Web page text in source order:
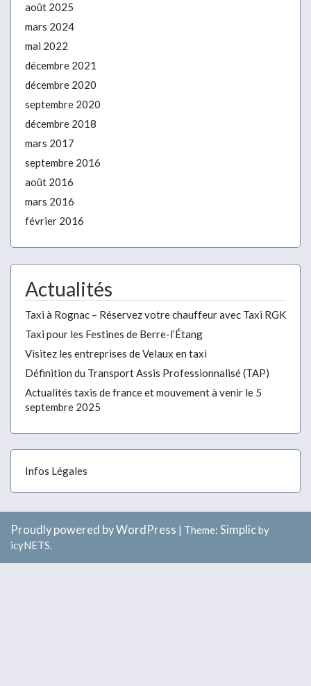
août 2025
mars 2024
mai 2022
décembre 2021
décembre 2020
septembre 2020
décembre 2018
mars 2017
septembre 2016
août 2016
mars 2016
février 2016
Actualités
Taxi à Rognac – Réservez votre chauffeur avec Taxi RGK
Taxi pour les Festines de Berre-l’Étang
Visitez les entreprises de Velaux en taxi
Définition du Transport Assis Professionnalisé (TAP)
Actualités taxis de france et mouvement à venir le 5
septembre 2025
Infos Légales
Proudly powered by WordPress | Theme: Simplicby
icyNETS.